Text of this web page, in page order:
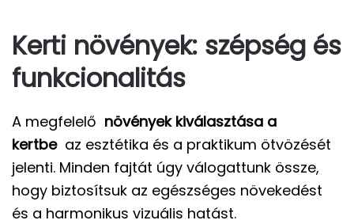
Kerti növények: szépség és
funkcionalitás
A megfelelő növények kiválasztása a
kertbeaz esztétika és a praktikum ötvözését
jelenti. Minden fajtát úgy válogattunk össze,
hogy biztosítsuk az egészséges növekedést
és a harmonikus vizuális hatást.